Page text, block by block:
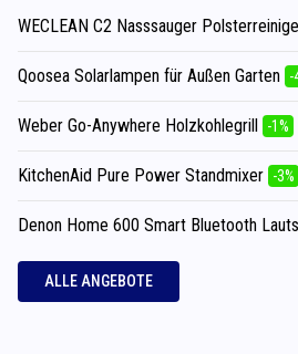
WECLEAN C2 Nasssauger
Qoosea Solarlampen für Außen Garten -
Weber Go-Anywhere Holzkohlegrill -1%
KitchenAid Pure Power Standmixer -3%
Denon Home 600 Smart Bluetooth
ALLE ANGEBOTE